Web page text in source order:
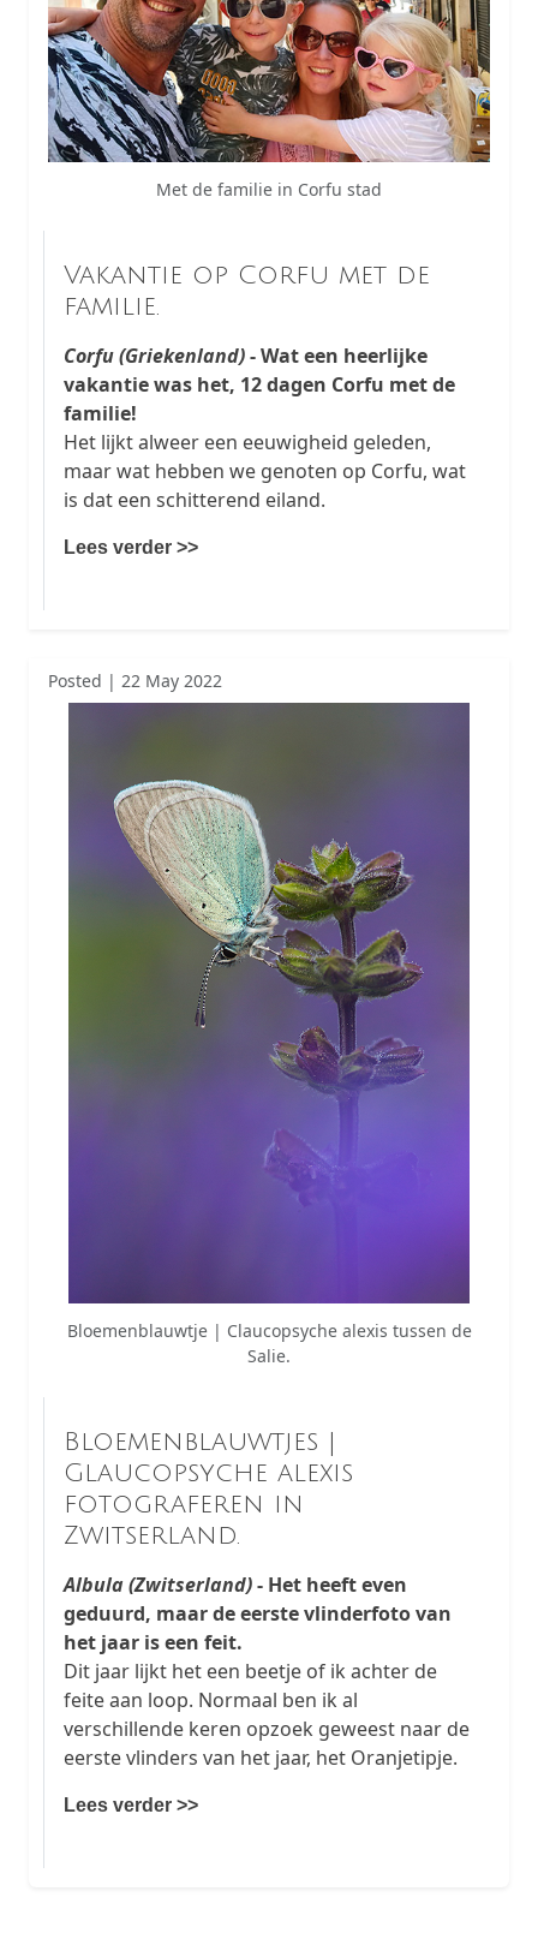
Met de familie in Corfu stad
Vakantie op Corfu met de
familie.
Corfu (Griekenland)- Wat een heerlijke
vakantie was het, 12 dagen Corfu met de
familie!
Het lijkt alweer een eeuwigheid geleden,
maar wat hebben we genoten op Corfu, wat
is dat een schitterend eiland.
Lees verder >>
Posted | 22 May 2022
Bloemenblauwtje | Claucopsyche alexis tussen de
Salie.
Bloemenblauwtjes |
Glaucopsyche alexis
fotograferen in
Zwitserland.
Albula (Zwitserland)- Het heeft even
geduurd, maar de eerste vlinderfoto van
het jaar is een feit.
Dit jaar lijkt het een beetje of ik achter de
feite aan loop. Normaal ben ik al
verschillende keren opzoek geweest naar de
eerste vlinders van het jaar, het Oranjetipje.
Lees verder >>